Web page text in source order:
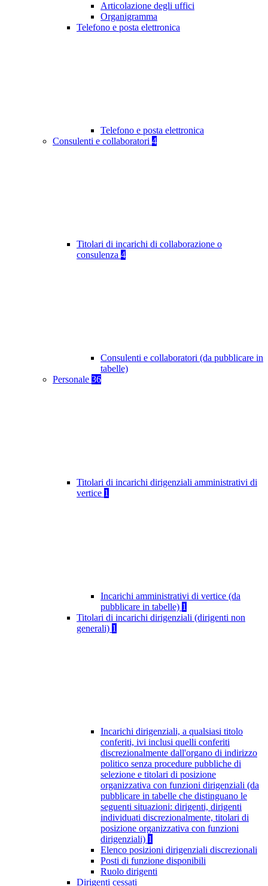
Articolazione degli uffici
Organigramma
Telefono e posta elettronica
Telefono e posta elettronica
Consulenti e collaboratori 4
Titolari di incarichi di collaborazione o
consulenza 4
Consulenti e collaboratori (da pubblicare in
tabelle)
Personale 36
Titolari di incarichi dirigenziali amministrativi di
vertice 1
Incarichi amministrativi di vertice (da
pubblicare in tabelle) 1
Titolari di incarichi dirigenziali (dirigenti non
generali) 1
Incarichi dirigenziali, a qualsiasi titolo
conferiti, ivi inclusi quelli conferiti
discrezionalmente dall'organo di indirizzo
politico senza procedure pubbliche di
selezione e titolari di posizione
organizzativa con funzioni dirigenziali (da
pubblicare in tabelle che distinguano le
seguenti situazioni: dirigenti, dirigenti
individuati discrezionalmente, titolari di
posizione organizzativa con funzioni
dirigenziali) 1
Elenco posizioni dirigenziali discrezionali
Posti di funzione disponibili
Ruolo dirigenti
Dirigenti cessati